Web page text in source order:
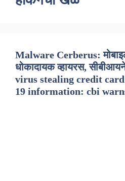
Malware Cerberus:
धोकादायक व्हायरस,
virus stealing credit
19 information: cbi